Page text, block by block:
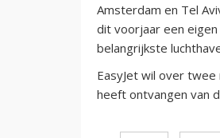
Amsterdam en Tel
dit voorjaar een
belangrijkste
EasyJet wil over
heeft ontvangen van